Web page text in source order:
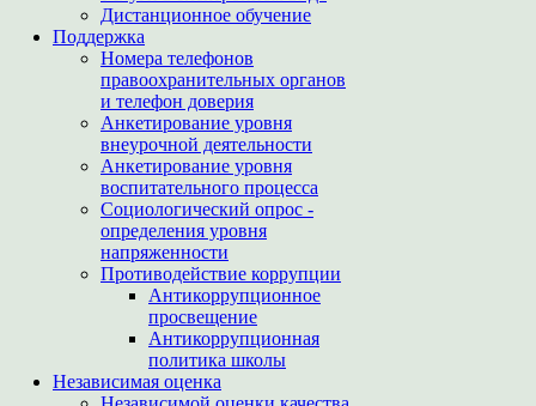
Дистанционное обучение
Поддержка
Номера телефонов
правоохранительных органов
и телефон доверия
Анкетирование уровня
внеурочной деятельности
Анкетирование уровня
воспитательного процесса
Социологический опрос -
определения уровня
напряженности
Противодействие коррупции
Антикоррупционное
просвещение
Антикоррупционная
политика школы
Независимая оценка